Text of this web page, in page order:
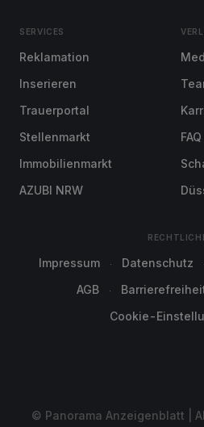
SERVICES
Reklamation
Inserieren
Trauerportal
Stellenmarkt
Immobilienmarkt
AZUBI NRW
FAQ
Impressum Datenschutz
AGB
Cookie-
© Panorama Anzeigenblatt |